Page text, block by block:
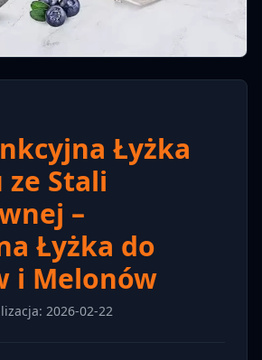
Łyżka
ze Stali
–
Łyżka do
i Melonów
2026-02-22